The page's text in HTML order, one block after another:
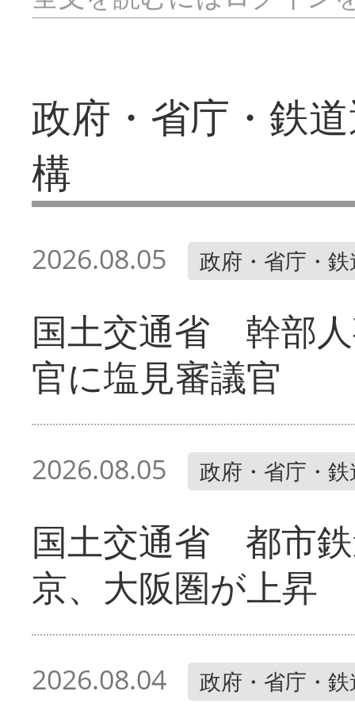
政府・省庁・鉄
構
2026.08.05 政府・省庁・
国土交通省 幹部
官に塩見審議官
2026.08.05 政府・省庁・
国土交通省 都市
京、大阪圏が上昇
2026.08.04 政府・省庁・